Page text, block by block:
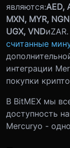
являются:AED,
MXN, MYR,
UGX, VNDиZAR.
считанные
интеграции
покупки
В BitMEX мы
доступность
Mercuryo -